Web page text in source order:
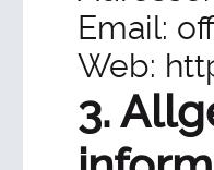
Email:
Web:
3.